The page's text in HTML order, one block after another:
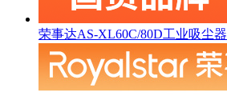
荣事达AS-XL60C/80D工业吸尘器